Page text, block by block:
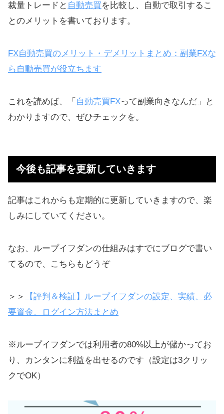
裁量トレードと 自動売買を比較し、自動で取引するこ
とのメリットを書いております。
FX自動売買のメリット・デメリットまとめ：副業FXな
ら自動売買が役立ちます
これを読めば、「 自動売買FXって副業向きなんだ」と
わかりますので、ぜひチェックを。
今後も記事を更新していきます
記事はこれからも定期的に更新していきますので、楽
しみにしていてください。
なお、ループイフダンの仕組みはすでにブログで書い
てるので、こちらもどうぞ
＞＞
【評判＆検証】ループイフダンの設定、実績、必
要資金、ログイン方法まとめ
※ループイフダンでは利用者の80%以上が儲かってお
り、カンタンに利益を出せるのです（設定は3クリッ
クでOK）